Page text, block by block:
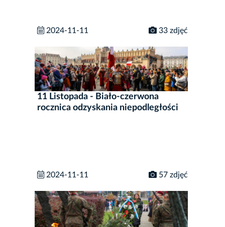
2024-11-11 33 zdjęć
11 Listopada - Biało-czerwona
rocznica odzyskania niepodległości
2024-11-11 57 zdjęć